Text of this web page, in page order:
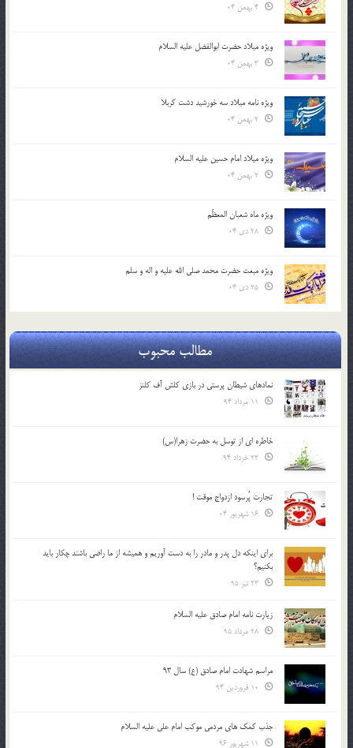
ویژه میلاد حضرت ابوالفضل علیه السلام
ویژه نامه میلاد سه خورشید دشت کربلا
ویژه میلاد امام حسین علیه السلام
ویژه ماه شعبان المعظّم
ویژه مبعث حضرت محمد صلی الله علیه و اله و سلم
مطالب محبوب
نمادهای شیطان پرستی در بازی کلش آف کلنز
خاطره ای از توسل به حضرت زهرا(س)
تجارت پُرسود ازدواج موقت !
براي اينكه دل پدر و مادر را به دست آوريم و هميشه از ما راضي باشند چكار بايد
بكنيم؟
زیارت نامه امام صادق علیه السلام
مراسم شهادت امام صادق (ع) سال 93
جذب کمک های مردمی موکب امام علی علیه السلام